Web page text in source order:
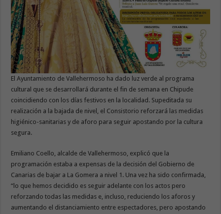
El Ayuntamiento de Vallehermoso ha dado luz verde al programa
cultural que se desarrollará durante el fin de semana en Chipude
coincidiendo con los días festivos en la localidad. Supeditada su
realización a la bajada de nivel, el Consistorio reforzará las medidas
higiénico-sanitarias y de aforo para seguir apostando por la cultura
segura.
Emiliano Coello, alcalde de Vallehermoso, explicó que la
programación estaba a expensas de la decisión del Gobierno de
Canarias de bajar a La Gomera a nivel 1. Una vez ha sido confirmada,
“lo que hemos decidido es seguir adelante con los actos pero
reforzando todas las medidas e, incluso, reduciendo los aforos y
aumentando el distanciamiento entre espectadores, pero apostando